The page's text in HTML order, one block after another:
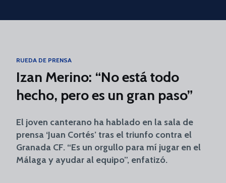
Skip to main content
RUEDA DE PRENSA
Izan Merino: “No está todo
hecho, pero es un gran paso”
El joven canterano ha hablado en la sala de
prensa ‘Juan Cortés’ tras el triunfo contra el
Granada CF. “Es un orgullo para mí jugar en el
Málaga y ayudar al equipo”, enfatizó.